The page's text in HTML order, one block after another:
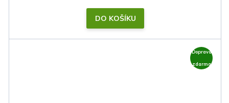
DO KOŠÍKU
Doprava
zdarma